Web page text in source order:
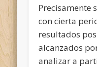
Precisamente
con cierta
resultados
alcanzados
analizar a